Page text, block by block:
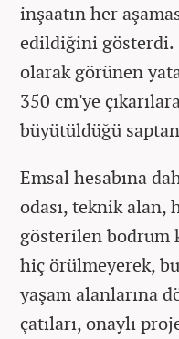
inşaatın her
edildiğini gösterdi.
olarak görünen
350 cm'ye
büyütüldüğü
Emsal hesabına
odası, teknik alan,
gösterilen bodrum
hiç örülmeyerek,
yaşam alanlarına
çatıları, onaylı